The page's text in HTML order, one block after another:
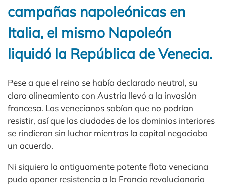
campañas napoleónicas en
Italia, el mismo Napoleón
liquidó la República de Venecia.
Pese a que el reino se había declarado neutral, su
claro alineamiento con Austria llevó a la invasión
francesa. Los venecianos sabían que no podrían
resistir, así que las ciudades de los dominios interiores
se rindieron sin luchar mientras la capital negociaba
un acuerdo.
Ni siquiera la antiguamente potente flota veneciana
pudo oponer resistencia a la Francia revolucionaria